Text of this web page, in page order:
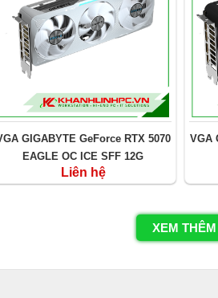
GIGABYTE GeForce RTX 5070
EAGLE OC ICE SFF 12G
Liên hệ
VGA
XEM THÊM